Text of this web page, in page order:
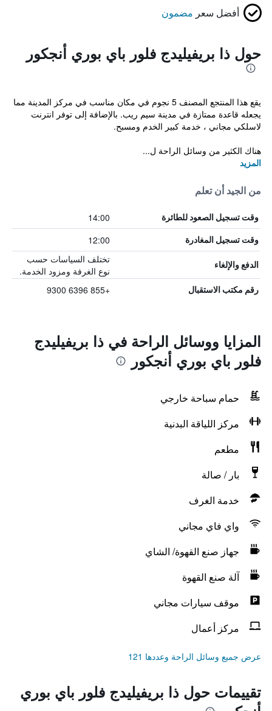
أفضل سعر مضمون
حول ذا بريفيليدج فلور باي بوري أنجكور
يقع هذا المنتجع المصنف 5 نجوم في مكان مناسب في مركز المدينة مما
يجعله قاعدة ممتازة في مدينة سيم ريب. بالإضافة إلى توفر انترنت
لاسلكي مجاني ، خدمة كبير الخدم ومسبح.
هناك الكثير من وسائل الراحة ل...
المزيد
من الجيد أن تعلم
وقت تسجيل الصعود للطائرة 14:00
وقت تسجيل المغادرة 12:00
الدفع والإلغاء
تختلف السياسات حسب
نوع الغرفة ومزود الخدمة.
رقم مكتب الاستقبال +855 6396 9300
المزايا ووسائل الراحة في ذا بريفيليدج
فلور باي بوري أنجكور
حمام سباحة خارجي
مركز اللياقة البدنية
مطعم
بار / صالة
خدمة الغرف
واي فاي مجاني
جهاز صنع القهوة/ الشاي
آلة صنع القهوة
موقف سيارات مجاني
مركز أعمال
عرض جميع وسائل الراحة وعددها 121
تقييمات حول ذا بريفيليدج فلور باي بوري